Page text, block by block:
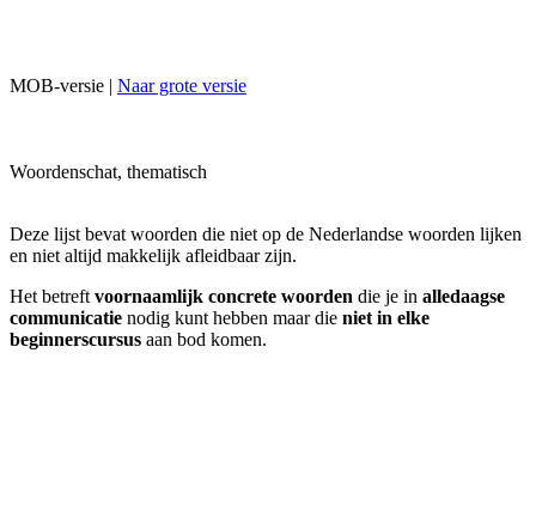
MOB-versie | Naar grote versie
Woordenschat, thematisch
Deze lijst bevat woorden die niet op de Nederlandse woorden lijken
en niet altijd makkelijk afleidbaar zijn.
Het betreft voornaamlijk concrete woorden die je in alledaagse
communicatie nodig kunt hebben maar die niet in elke
beginnerscursus aan bod komen.